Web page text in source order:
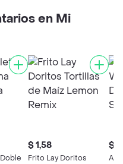
en Mi
$ 1,58
Frito Lay Doritos
$